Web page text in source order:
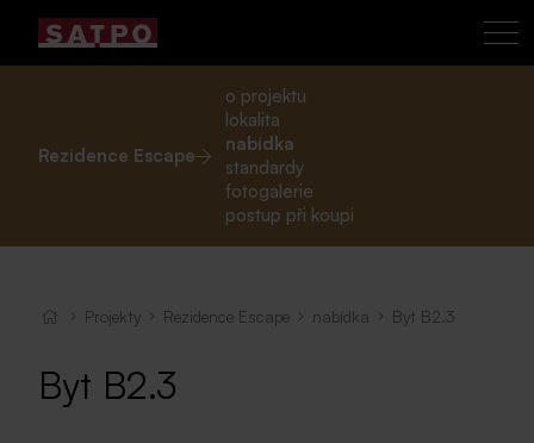
Rezidence Escape
o projektu
lokalita
nabídka
standardy
fotogalerie
postup při koupi
Projekty Rezidence Escape nabídka Byt B2.3
Byt B2.3